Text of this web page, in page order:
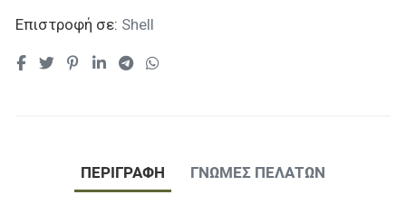
Επιστροφή σε: Shell
ΠΕΡΙΓΡΑΦΉ ΓΝΏΜΕΣ ΠΕΛΑΤΏΝ